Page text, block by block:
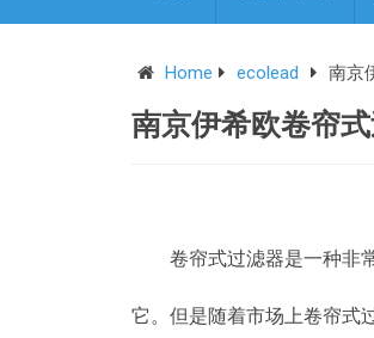
Home ecolead 南京
南京伊希欧卷帘
卷帘式过滤器是一种非
它。但是随着市场上卷帘式